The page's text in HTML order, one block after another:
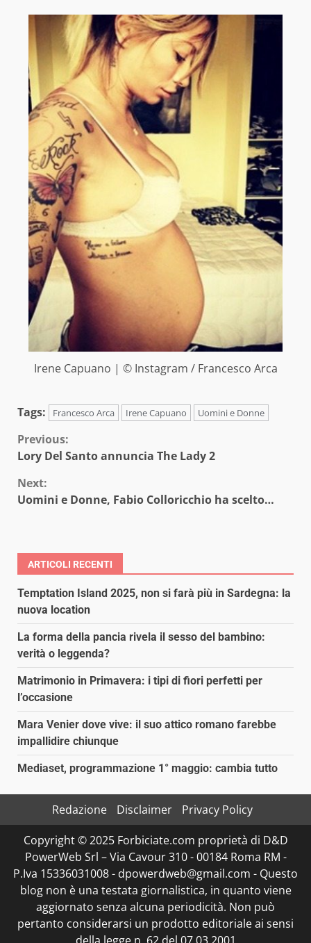
Irene Capuano | © Instagram / Francesco Arca
Tags: Francesco Arca Irene Capuano Uomini e Donne
Continue
Reading
Previous:
Lory Del Santo annuncia The Lady 2
Next:
Uomini e Donne, Fabio Colloricchio ha scelto…
ARTICOLI RECENTI
Temptation Island 2025, non si farà più in Sardegna: la
nuova location
La forma della pancia rivela il sesso del bambino:
verità o leggenda?
Matrimonio in Primavera: i tipi di fiori perfetti per
l’occasione
Mara Venier dove vive: il suo attico romano farebbe
impallidire chiunque
Mediaset, programmazione 1° maggio: cambia tutto
Redazione Disclaimer
Privacy Policy
Copyright © 2025 Forbiciate.com proprietà di D&D
PowerWeb Srl – Via Cavour 310 - 00184 Roma RM -
P.Iva 15336031008 - dpowerdweb@gmail.com - Questo
blog non è una testata giornalistica, in quanto viene
aggiornato senza alcuna periodicità. Non può
pertanto considerarsi un prodotto editoriale ai sensi